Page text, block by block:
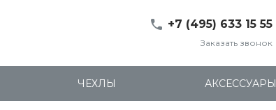
+7 (495) 633 15 55
Правды, д. 24с7
Пн-Пт: 11:00-20:00
Заказать звонок
ЧЕХЛЫ АКСЕССУАРЫ